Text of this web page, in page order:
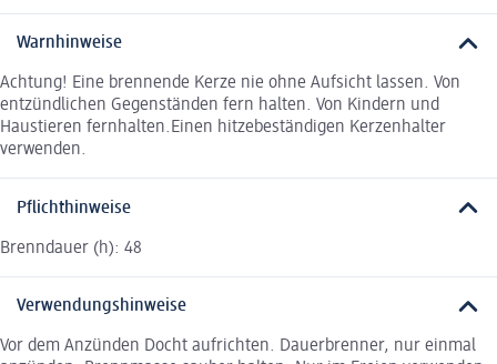
Warnhinweise
Achtung! Eine brennende Kerze nie ohne Aufsicht lassen. Von
entzündlichen Gegenständen fern halten. Von Kindern und
Haustieren fernhalten.Einen hitzebeständigen Kerzenhalter
verwenden.
Pflichthinweise
Brenndauer (h): 48
Verwendungshinweise
Vor dem Anzünden Docht aufrichten. Dauerbrenner, nur einmal